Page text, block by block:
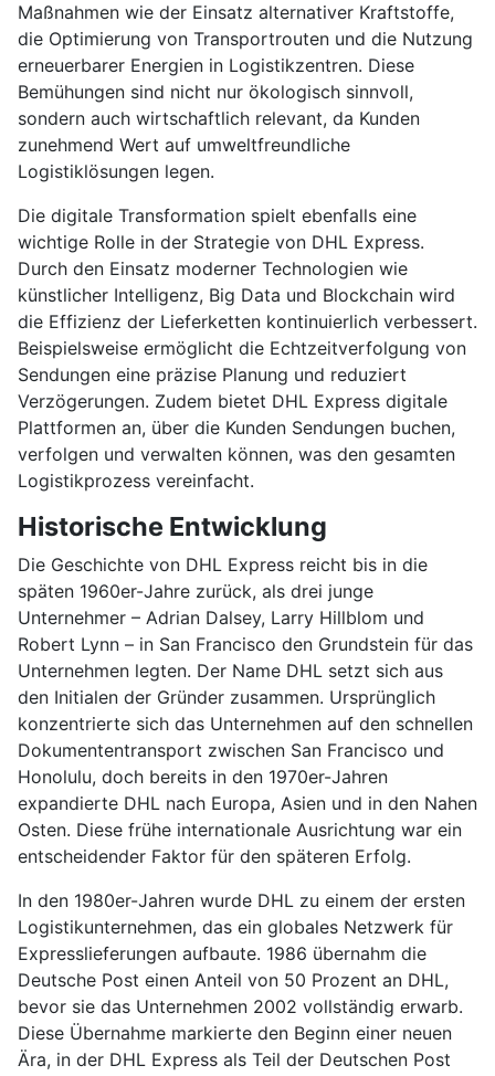
Maßnahmen wie der Einsatz alternativer Kraftstoffe,
die Optimierung von Transportrouten und die Nutzung
erneuerbarer Energien in Logistikzentren. Diese
Bemühungen sind nicht nur ökologisch sinnvoll,
sondern auch wirtschaftlich relevant, da Kunden
zunehmend Wert auf umweltfreundliche
Logistiklösungen legen.
Die digitale Transformation spielt ebenfalls eine
wichtige Rolle in der Strategie von DHL Express.
Durch den Einsatz moderner Technologien wie
künstlicher Intelligenz, Big Data und Blockchain wird
die Effizienz der Lieferketten kontinuierlich verbessert.
Beispielsweise ermöglicht die Echtzeitverfolgung von
Sendungen eine präzise Planung und reduziert
Verzögerungen. Zudem bietet DHL Express digitale
Plattformen an, über die Kunden Sendungen buchen,
verfolgen und verwalten können, was den gesamten
Logistikprozess vereinfacht.
Historische Entwicklung
Die Geschichte von DHL Express reicht bis in die
späten 1960er-Jahre zurück, als drei junge
Unternehmer – Adrian Dalsey, Larry Hillblom und
Robert Lynn – in San Francisco den Grundstein für das
Unternehmen legten. Der Name DHL setzt sich aus
den Initialen der Gründer zusammen. Ursprünglich
konzentrierte sich das Unternehmen auf den schnellen
Dokumententransport zwischen San Francisco und
Honolulu, doch bereits in den 1970er-Jahren
expandierte DHL nach Europa, Asien und in den Nahen
Osten. Diese frühe internationale Ausrichtung war ein
entscheidender Faktor für den späteren Erfolg.
In den 1980er-Jahren wurde DHL zu einem der ersten
Logistikunternehmen, das ein globales Netzwerk für
Expresslieferungen aufbaute. 1986 übernahm die
Deutsche Post einen Anteil von 50 Prozent an DHL,
bevor sie das Unternehmen 2002 vollständig erwarb.
Diese Übernahme markierte den Beginn einer neuen
Ära, in der DHL Express als Teil der Deutschen Post